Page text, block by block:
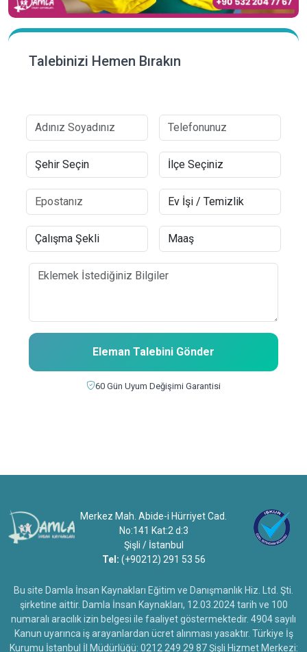
Talebinizi Hemen Bırakın
Eleman Talebini Gönder
60 Gün Uyum Değişimi Garantisi
Merkez Mah. Abide-i Hürriyet Cad.
No:141 Kat:2 d:3
Şişli / İstanbul
Tel: (+90212) 291 53 56
Bu site Damla İnsan Kaynakları Eğitim ve Danışmanlık Hiz. Ltd. Şti.
şirketine aittir. Damla İnsan Kaynakları, 12.03.2024 tarih ve 100
numaralı aracılık izin belgesi ile faaliyet göstermektedir. 4904 sayılı
Kanun uyarınca iş arayanlardan ücret alınması yasaktır. Türkiye İş
Kurumu İstanbul İl Müdürlüğü: 0212 249 29 87 Şişli Hizmet Merkezi: